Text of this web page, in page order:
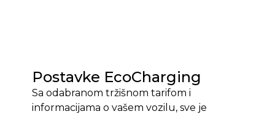
Postavke EcoCharging
Sa odabranom tržišnom tarifom i
informacijama o vašem vozilu, sve je